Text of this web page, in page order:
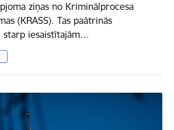
ziņas no Kriminālprocesa
(KRASS). Tas paātrinās
starp iesaistītajām…